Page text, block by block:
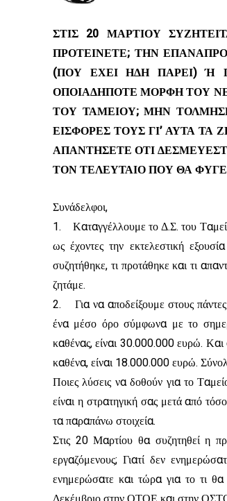
ΣΤΙΣ 20 ΜΑΡΤΙΟΥ
ΠΡΟΤΕΙΝΕΤΕ; ΤΗΝ
(ΠΟΥ ΕΧΕΙ ΗΔΗ ΠΑΡΕΙ) Ή
ΟΠΟΙΑΔΗΠΟΤΕ ΜΟΡΦΗ ΤΟΥ
ΤΟΥ ΤΑΜΕΙΟΥ; ΜΗΝ
ΕΙΣΦΟΡΕΣ ΤΟΥΣ ΓΙ’ ΑΥΤΑ
ΑΠΑΝΤΗΣΕΤΕ ΟΤΙ
ΤΟΝ ΤΕΛΕΥΤΑΙΟ ΠΟΥ ΘΑ
Συνάδελφοι,
1. Καταγγέλλουμε το Δ.Σ. του
ως έχοντες την εκτελεστική
συζητήθηκε, τι προτάθηκε και τι
ζητάμε.
2. Για να αποδείξουμε στους
ένα μέσο όρο σύμφωνα με το
καθένας, είναι 30.000.000 ευρώ.
καθένα, είναι 18.000.000 ευρώ.
Ποιες λύσεις να δοθούν για το
είναι η στρατηγική σας μετά από
τα παραπάνω στοιχεία.
Στις 20 Μαρτίου θα συζητηθεί η
εργαζόμενους; Γιατί δεν
ενημερώσατε και τώρα για το τι θα